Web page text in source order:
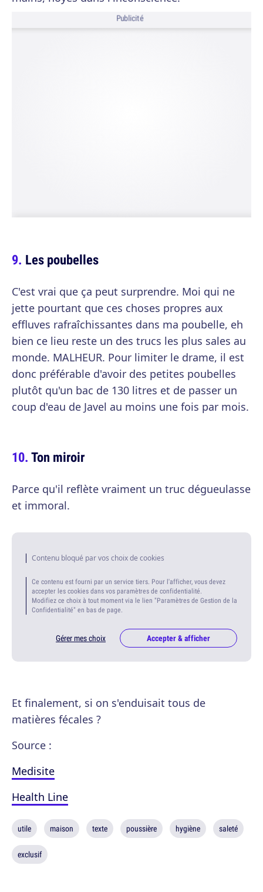
Publicité
Les poubelles
C'est vrai que ça peut surprendre. Moi qui ne
jette pourtant que ces choses propres aux
effluves rafraîchissantes dans ma poubelle, eh
bien ce lieu reste un des trucs les plus sales au
monde. MALHEUR. Pour limiter le drame, il est
donc préférable d'avoir des petites poubelles
plutôt qu'un bac de 130 litres et de passer un
coup d'eau de Javel au moins une fois par mois.
Ton miroir
Parce qu'il reflète vraiment un truc dégueulasse
et immoral.
Contenu bloqué par vos choix de cookies
Ce contenu est fourni par un service tiers. Pour l'afficher, vous devez
accepter les cookies dans vos paramètres de confidentialité.
Modifiez ce choix à tout moment via le lien "Paramètres de Gestion de la
Confidentialité" en bas de page.
Gérer mes choix Accepter & afficher
Et finalement, si on s'enduisait tous de
matières fécales ?
Source :
Medisite
Health Line
utile maison texte poussière hygiène saleté
exclusif